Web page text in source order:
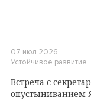
07 июл 2026
Устойчивое развитие
Встреча с
опустыниванием